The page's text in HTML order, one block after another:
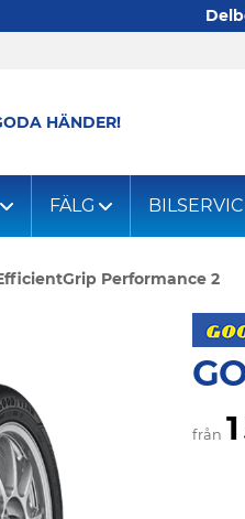
HÄNDER!
FÄLG
Performance 2
från